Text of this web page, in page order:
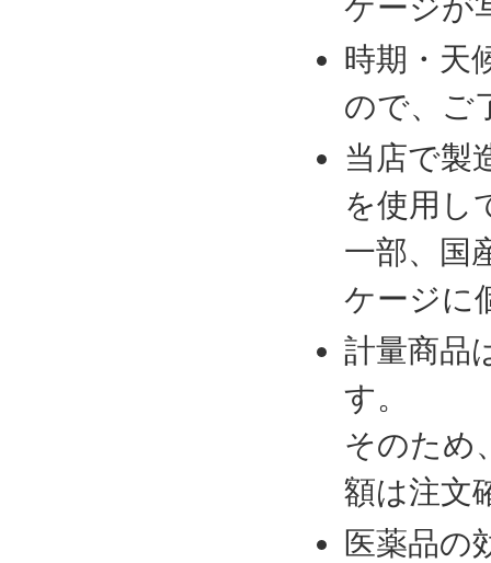
時期・天
ので、ご
当店で製
を使用し
一部、国
ケージに
計量商品
す。
そのため
額は注文
医薬品の